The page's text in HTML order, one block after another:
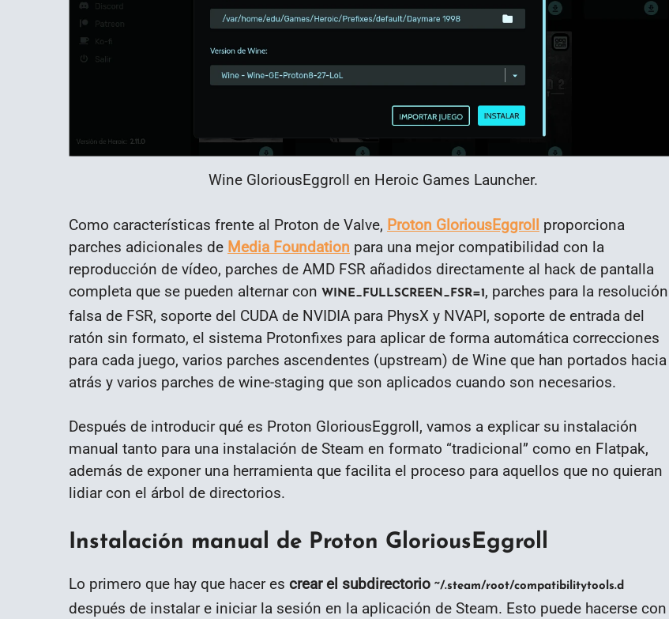
Wine GloriousEggroll en Heroic Games Launcher.
Como características frente al Proton de Valve, Proton GloriousEggroll proporciona
parches adicionales de Media Foundation para una mejor compatibilidad con la
reproducción de vídeo, parches de AMD FSR añadidos directamente al hack de pantalla
completa que se pueden alternar con WINE_FULLSCREEN_FSR=1 , parches para la resolución
falsa de FSR, soporte del CUDA de NVIDIA para PhysX y NVAPI, soporte de entrada del
ratón sin formato, el sistema Protonfixes para aplicar de forma automática correcciones
para cada juego, varios parches ascendentes (upstream) de Wine que han portados hacia
atrás y varios parches de wine-staging que son aplicados cuando son necesarios.
Después de introducir qué es Proton GloriousEggroll, vamos a explicar su instalación
manual tanto para una instalación de Steam en formato “tradicional” como en Flatpak,
además de exponer una herramienta que facilita el proceso para aquellos que no quieran
lidiar con el árbol de directorios.
Instalación manual de Proton GloriousEggroll
Lo primero que hay que hacer es crear el subdirectorio ~/.steam/root/compatibilitytools.d
después de instalar e iniciar la sesión en la aplicación de Steam. Esto puede hacerse con